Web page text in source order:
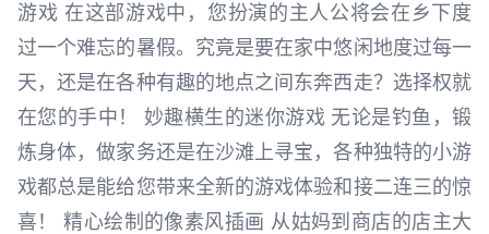
游戏 在这部游戏中，您扮演的主人公将会在乡下度
过一个难忘的暑假。究竟是要在家中悠闲地度过每一
天，还是在各种有趣的地点之间东奔西走？选择权就
在您的手中！ 妙趣横生的迷你游戏 无论是钓鱼，锻
炼身体，做家务还是在沙滩上寻宝，各种独特的小游
戏都总是能给您带来全新的游戏体验和接二连三的惊
喜！ 精心绘制的像素风插画 从姑妈到商店的店主大